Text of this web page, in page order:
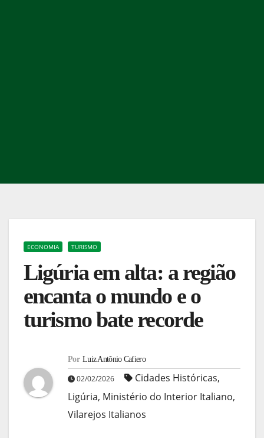
ECONOMIA TURISMO
Ligúria em alta: a região
encanta o mundo e o
turismo bate recorde
Por Luiz Antônio Cafiero
02/02/2026 Cidades Históricas,
Ligúria, Ministério do Interior Italiano,
Vilarejos Italianos